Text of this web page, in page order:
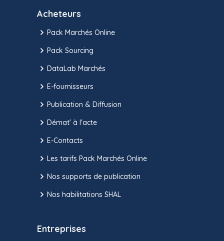
Acheteurs
Pack Marchés Online
Pack Sourcing
DataLab Marchés
E-fournisseurs
Publication & Diffusion
Démat' à l'acte
E-Contacts
Les tarifs Pack Marchés Online
Nos supports de publication
Nos habilitations SHAL
Entreprises